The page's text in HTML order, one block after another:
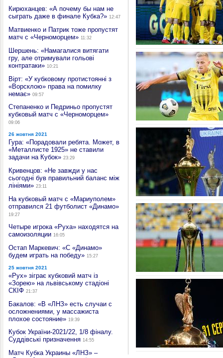
Кирюханцев: «А почему бы нам не
сыграть даже в финале Кубка?» 12:47
Матвиенко и Патрик тоже пропустят
матч с «Черноморцем» 11:32
Шершень: «Намагалися витягати
гру, але отримували гольові
контратаки» 10:21
Вірт: «У кубковому протистоянні з
«Ворсклою» права на помилку
немає» 09:57
Степаненко и Педриньо пропустят
кубковый матч с «Черноморцем»
09:06
26 жовтня 2021
Гура: «Порадовали ребята. Может, в
«Металлисте 1925» не ставили
задачи на Кубок» 23:29
Кривенцов: «Не завжди у нас
сьогодні був правильний баланс між
лініями» 23:11
На кубковый матч с «Мариуполем»
отправился 21 футболист «Динамо»
19:27
Четыре игрока «Руха» находятся на
самоизоляции 16:05
Остап Маркевич: «С «Динамо»
будем играть на победу» 15:27
25 жовтня 2021
«Рух» зіграє кубковий матч із
«Зорею» на львівському стадіоні
СКІФ 21:37
Бакалов: «В «ЛНЗ» есть случаи с
осложнениями, у массажиста
плохое состояние» 19:39
Кубок України-2021/22, 1/8 фіналу.
Суддівські призначення 14:55
Матч Кубка Украины «ЛНЗ» –